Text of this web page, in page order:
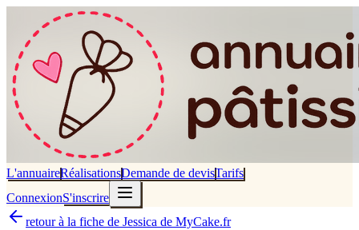
L'annuaireRéalisationsDemande de devisTarifs
ConnexionS'inscrire
retour à la fiche de Jessica de MyCake.fr